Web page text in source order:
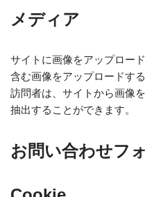
メディア
サイトに画像をアップロー
含む画像をアップロードす
訪問者は、サイトから画像
抽出することができます。
お問い合わせフ